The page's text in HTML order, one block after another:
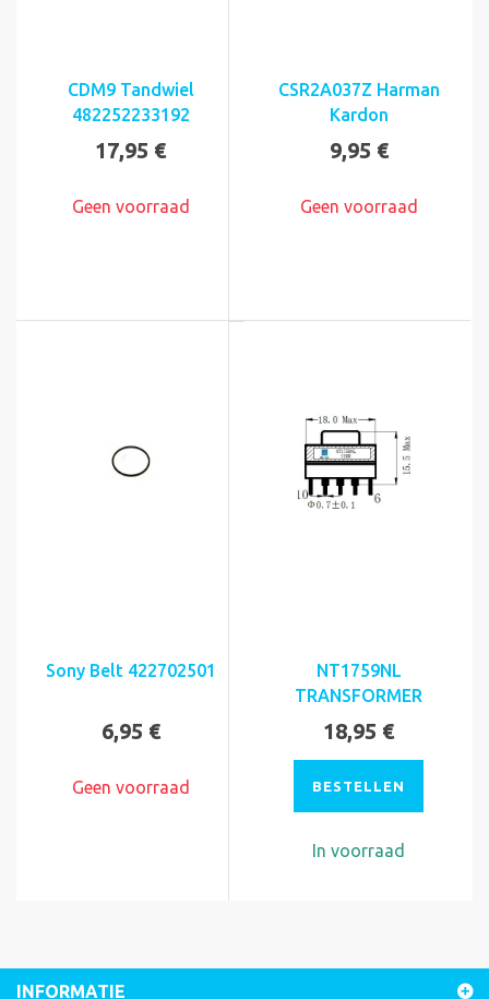
CDM9 Tandwiel
482252233192
17,95 €
Geen voorraad
CSR2A037Z Harman
Kardon
9,95 €
Geen voorraad
Sony Belt 422702501
6,95 €
Geen voorraad
NT1759NL
TRANSFORMER
18,95 €
BESTELLEN
In voorraad
INFORMATIE